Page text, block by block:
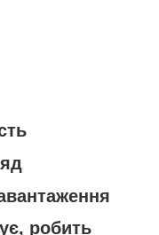
робить